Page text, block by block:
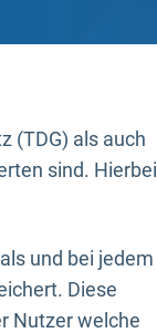
(TDG) als auch
sind. Hierbei
und bei jedem
Diese
Nutzer welche